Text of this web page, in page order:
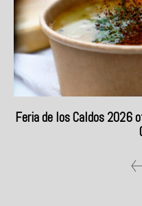
Feria de los Caldos 2026